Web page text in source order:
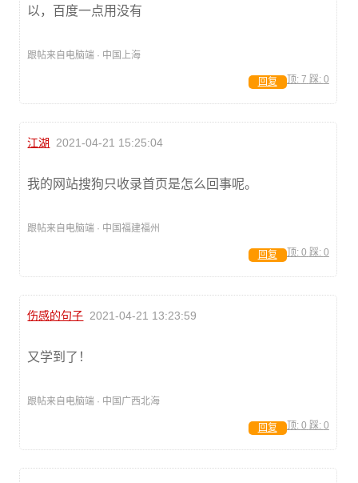
以，百度一点用没有
跟帖来自电脑端 · 中国上海
顶: 7 踩: 0
回复
江湖 2021-04-21 15:25:04
我的网站搜狗只收录首页是怎么回事呢。
跟帖来自电脑端 · 中国福建福州
顶: 0 踩: 0
回复
伤感的句子 2021-04-21 13:23:59
又学到了！
跟帖来自电脑端 · 中国广西北海
顶: 0 踩: 0
回复